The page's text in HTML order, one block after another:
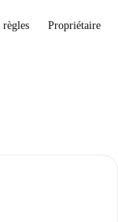
règles Propriétaire